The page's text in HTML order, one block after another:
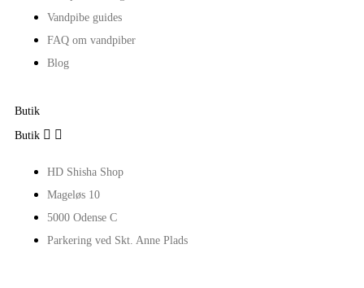
Vandpibe guides
FAQ om vandpiber
Blog
Butik
Butik  
HD Shisha Shop
Mageløs 10
5000 Odense C
Parkering ved Skt. Anne Plads